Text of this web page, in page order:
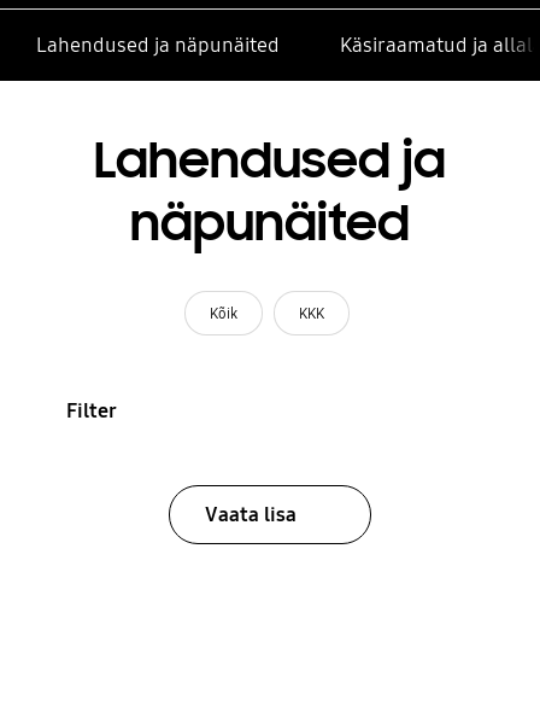
Lahendused ja näpunäited Käsiraamatud ja
Lahendused ja
näpunäited
Kõik KKK
Filter
Vaata lisa